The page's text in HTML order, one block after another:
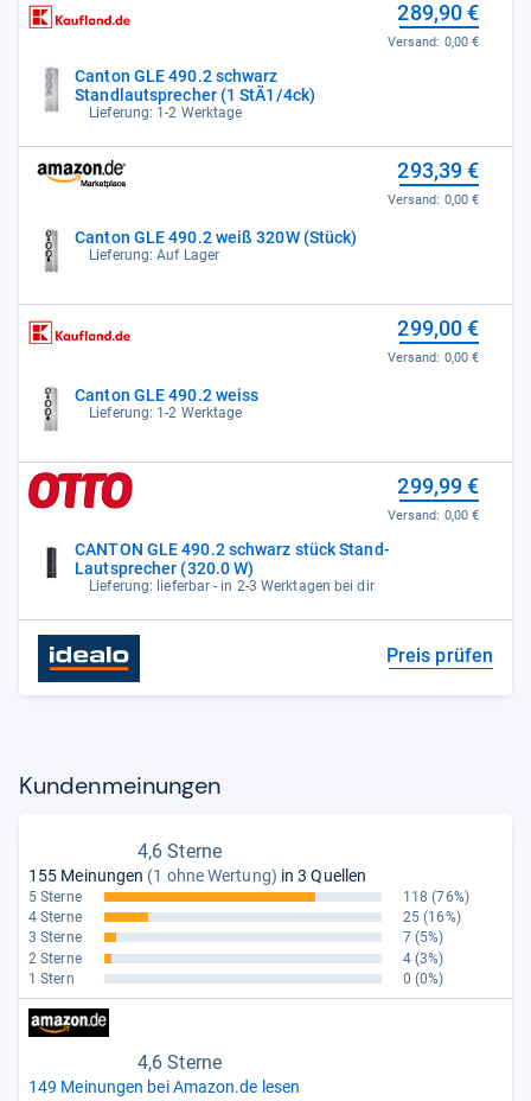
Canton GLE 490.2 schwarz
Standlautsprecher (1 StÃ1/4ck)
Lieferung: 1-2 Werktage
289,90 €
Versand: 0,00 €
Canton GLE 490.2 weiß 320W (Stück)
Lieferung: Auf Lager
293,39 €
Versand: 0,00 €
Canton GLE 490.2 weiss
Lieferung: 1-2 Werktage
299,00 €
Versand: 0,00 €
CANTON GLE 490.2 schwarz stück Stand-
Lautsprecher (320.0 W)
Lieferung: lieferbar - in 2-3 Werktagen bei dir
299,99 €
Versand: 0,00 €
Preis prüfen
Kun­den­mei­nun­gen
4,6 Sterne
155 Meinungen (1 ohne Wertung) in 3 Quellen
5 Sterne 118 (76%)
4 Sterne
25 (16%)
3 Sterne
7 (5%)
2 Sterne
4 (3%)
1 Stern
0 (0%)
4,6 Sterne
149 Meinungen bei Amazon.de lesen